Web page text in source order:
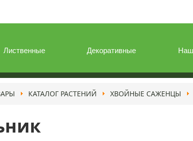
Лиственные Декоративные
КАТАЛОГ РАСТЕНИЙ ХВОЙНЫЕ САЖЕНЦЫ